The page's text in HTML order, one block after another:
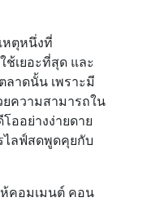
หตุหนึ่งที่
เยอะที่สุด และ
ลาดนั้น เพราะมี
ความสามารถใน
ออย่างง่ายดาย
ไลฟ์สดพูดคุยกับ
คอมเมนต์ คอน